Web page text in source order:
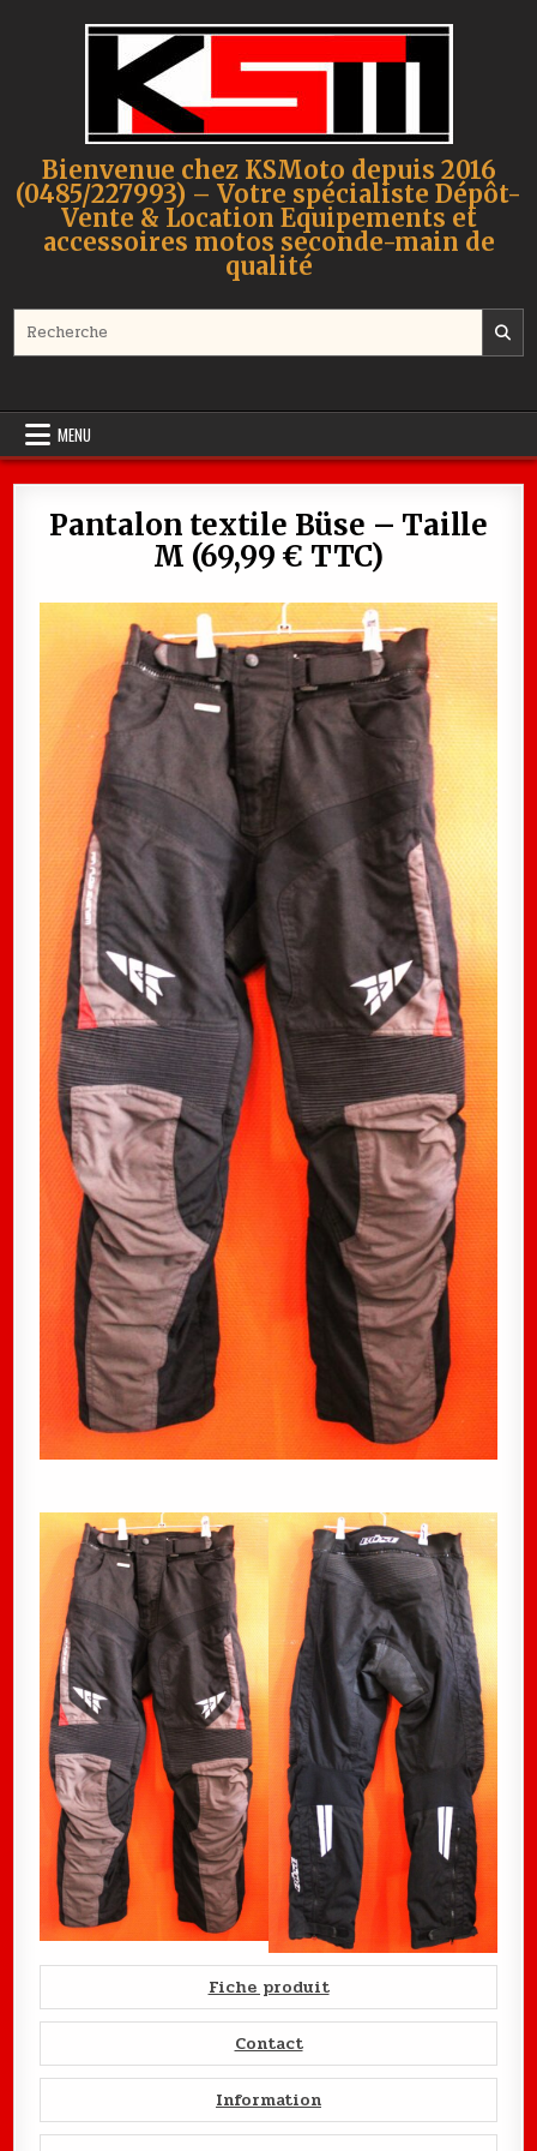
Bienvenue chez KSMoto depuis 2016
(0485/227993) – Votre spécialiste Dépôt-
Vente & Location Equipements et
accessoires motos seconde-main de
qualité
MENU
Pantalon textile Büse – Taille
M (69,99 € TTC)
Fiche produit
Contact
Information